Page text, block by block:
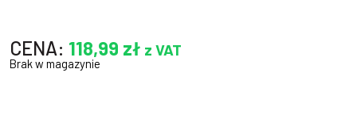
CENA: 118,99 zł z VAT
Brak w magazynie